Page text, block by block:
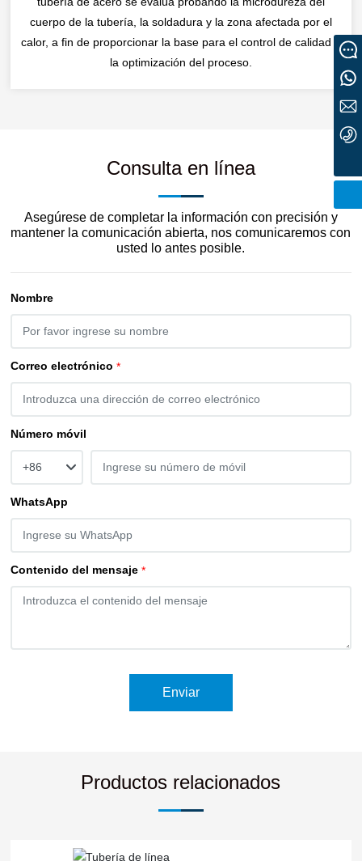
cuerpo de la tubería, la soldadura y la zona afectada por el
calor, a fin de proporcionar la base para el control de calidad y
la optimización del proceso.
Consulta en línea
Asegúrese de completar la información con precisión y
mantener la comunicación abierta, nos comunicaremos con
usted lo antes posible.
Nombre
Correo electrónico
Número móvil
+86
WhatsApp
Contenido del mensaje
Enviar
Productos relacionados
Mensaje